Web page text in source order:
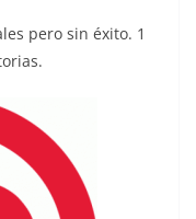
pero sin éxito. 1